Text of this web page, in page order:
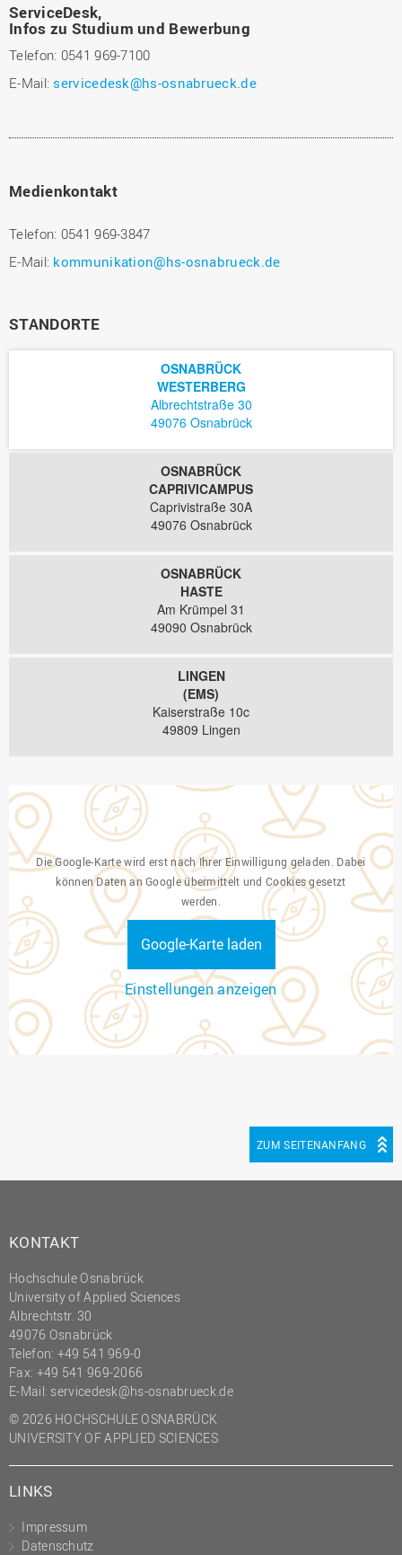
ServiceDesk,
Infos zu Studium und Bewerbung
Telefon: 0541 969-7100
E-Mail:servicedesk@hs-osnabrueck.de
Medienkontakt
Telefon: 0541 969-3847
E-Mail: kommunikation@hs-osnabrueck.de
STANDORTE
OSNABRÜCK
WESTERBERG
Albrechtstraße 30
49076 Osnabrück
OSNABRÜCK
CAPRIVICAMPUS
Caprivistraße 30A
49076 Osnabrück
OSNABRÜCK
HASTE
Am Krümpel 31
49090 Osnabrück
LINGEN
(EMS)
Kaiserstraße 10c
49809 Lingen
Die Google-Karte wird erst nach Ihrer Einwilligung geladen. Dabei
können Daten an Google übermittelt und Cookies gesetzt
werden.
Google-Karte laden
Einstellungen anzeigen
ZUM SEITENANFANG
KONTAKT
Hochschule Osnabrück
University of Applied Sciences
Albrechtstr. 30
49076 Osnabrück
Telefon: +49 541 969-0
Fax: +49 541 969-2066
E-Mail: servicedesk@hs-osnabrueck.de
© 2026 HOCHSCHULE OSNABRÜCK
UNIVERSITY OF APPLIED SCIENCES
LINKS
Impressum
Datenschutz